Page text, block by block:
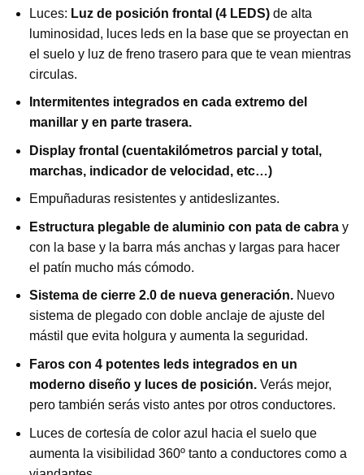
Luces: Luz de posición frontal (4 LEDS)de alta
luminosidad, luces leds en la base que se proyectan en
el suelo y luz de freno trasero para que te vean mientras
circulas.
Intermitentes integrados en cada extremo del
manillar y en parte trasera.
Display frontal (cuentakilómetros parcial y total,
marchas, indicador de velocidad, etc…)
Empuñaduras resistentes y antideslizantes.
Estructura plegable de aluminio con pata de cabray
con la base y la barra más anchas y largas para hacer
el patín mucho más cómodo.
Sistema de cierre 2.0 de nueva generación.Nuevo
sistema de plegado con doble anclaje de ajuste del
mástil que evita holgura y aumenta la seguridad.
Faros con 4 potentes leds integrados en un
moderno diseño y luces de posición.Verás mejor,
pero también serás visto antes por otros conductores.
Luces de cortesía de color azul hacia el suelo que
aumenta la visibilidad 360º tanto a conductores como a